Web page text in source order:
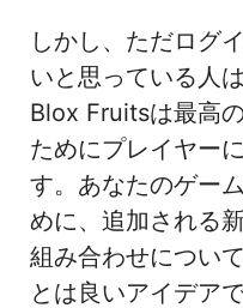
しかし、ただログ
いと思っている人
Blox Fruitsは最高
ためにプレイヤー
す。あなたのゲー
めに、追加される
組み合わせについ
とは良いアイデアで